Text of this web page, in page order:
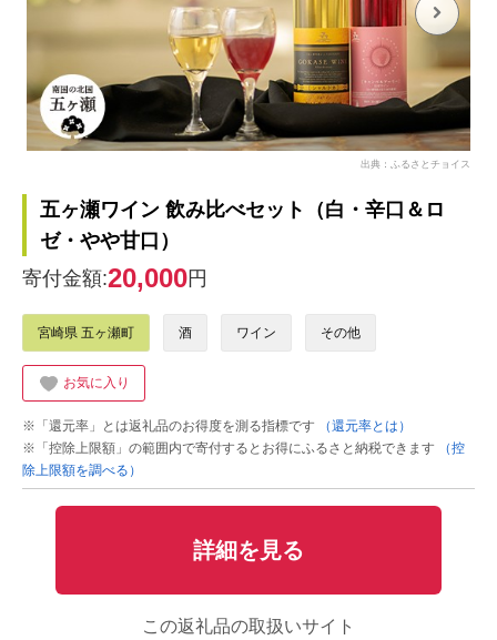
出典：ふるさとチョイス
五ヶ瀬ワイン 飲み比べセット（白・辛口＆ロ
ゼ・やや甘口）
寄付金額:20,000円
宮崎県 五ヶ瀬町 酒 ワイン その他
お気に入り
※「還元率」とは返礼品のお得度を測る指標です
（還元率とは）
※「控除上限額」の範囲内で寄付するとお得にふるさと納税できます
（控
除上限額を調べる）
詳細を見る
この返礼品の取扱いサイト